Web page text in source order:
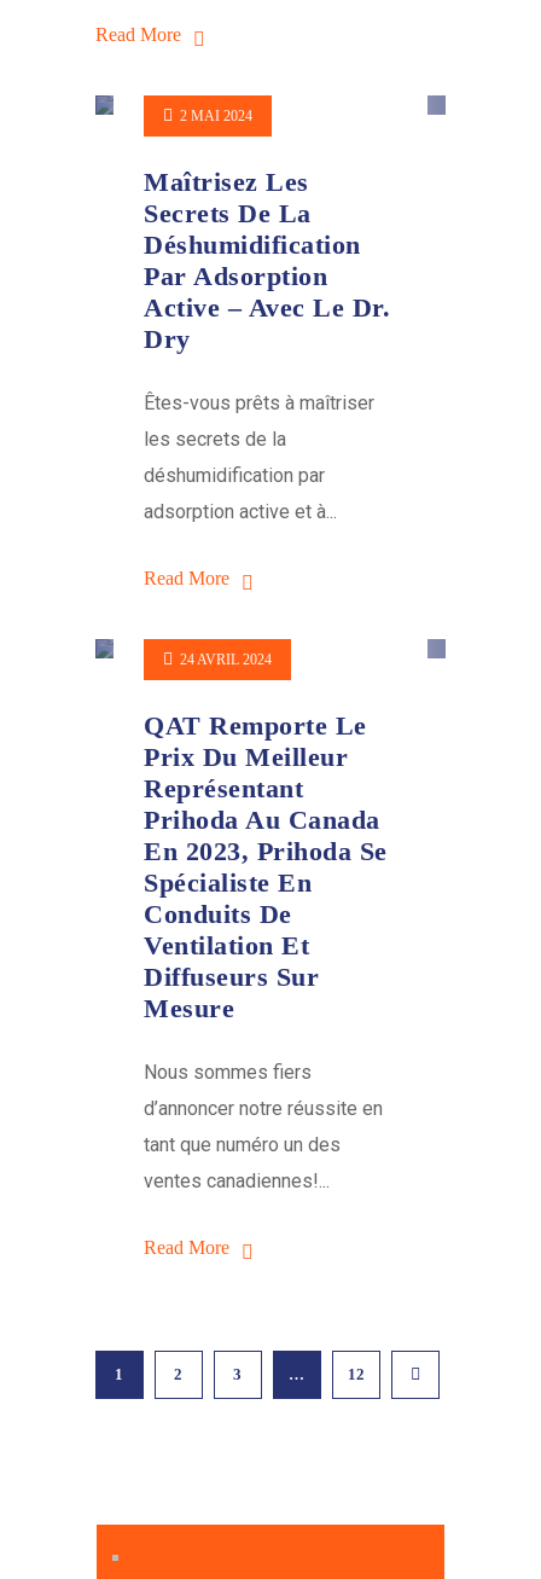
Read More
2 MAI 2024
Maîtrisez Les
Secrets De La
Déshumidification
Par Adsorption
Active – Avec Le Dr.
Dry
Êtes-vous prêts à maîtriser
les secrets de la
déshumidification par
adsorption active et à...
Read More
24 AVRIL 2024
QAT Remporte Le
Prix Du Meilleur
Représentant
Prihoda Au Canada
En 2023, Prihoda Se
Spécialiste En
Conduits De
Ventilation Et
Diffuseurs Sur
Mesure
Nous sommes fiers
d’annoncer notre réussite en
tant que numéro un des
ventes canadiennes!...
Read More
1 2 3 … 12